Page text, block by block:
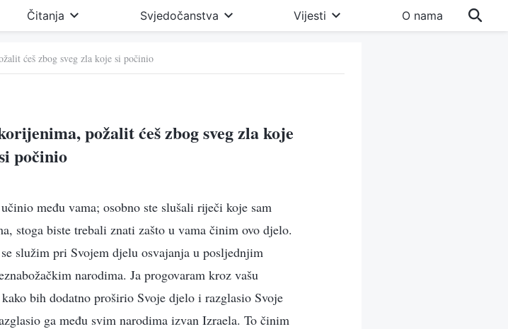
Čitanja Svjedočanstva Vijesti O nama
ćeš zbog sveg zla koje si počinio
požalit ćeš zbog sveg zla koje
počinio
među vama; osobno ste slušali riječi koje sam
stoga biste trebali znati zašto u vama činim ovo djelo.
služim pri Svojem djelu osvajanja u posljednjim
narodima. Ja progovaram kroz vašu
bih dodatno proširio Svoje djelo i razglasio Svoje
ga među svim narodima izvan Izraela. To činim